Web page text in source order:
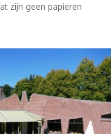
zijn geen papieren